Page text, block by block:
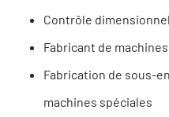
Contrôle dimensionnel
Fabricant de
Fabrication de sous-
machines spéciales